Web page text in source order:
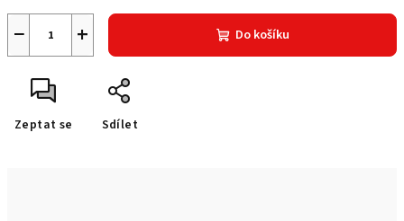
+
− Do košíku
Zeptat se Sdílet